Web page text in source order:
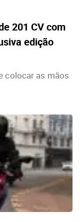
201 CV com
edição
colocar as mãos